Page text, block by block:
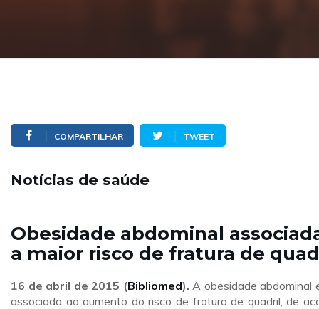
COMPARTILHAR TWEET
Notícias de saúde
Obesidade abdominal
a maior risco de fratura de
16 de abril de 2015 (Bibliomed).A obesidade abdominal
associada ao aumento do risco de fratura de quadril, de